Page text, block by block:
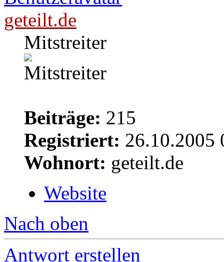
geteilt.de
Mitstreiter
Beiträge: 215
Registriert: 26.10.2005
Wohnort: geteilt.de
Website
Nach oben
Antwort erstellen